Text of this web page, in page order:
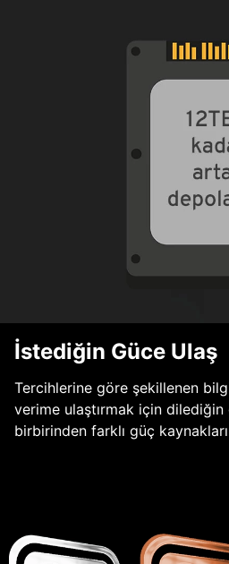
İstediğin Güce Ulaş
Tercihlerine göre şekillenen
verime ulaştırmak için
birbirinden farklı güç